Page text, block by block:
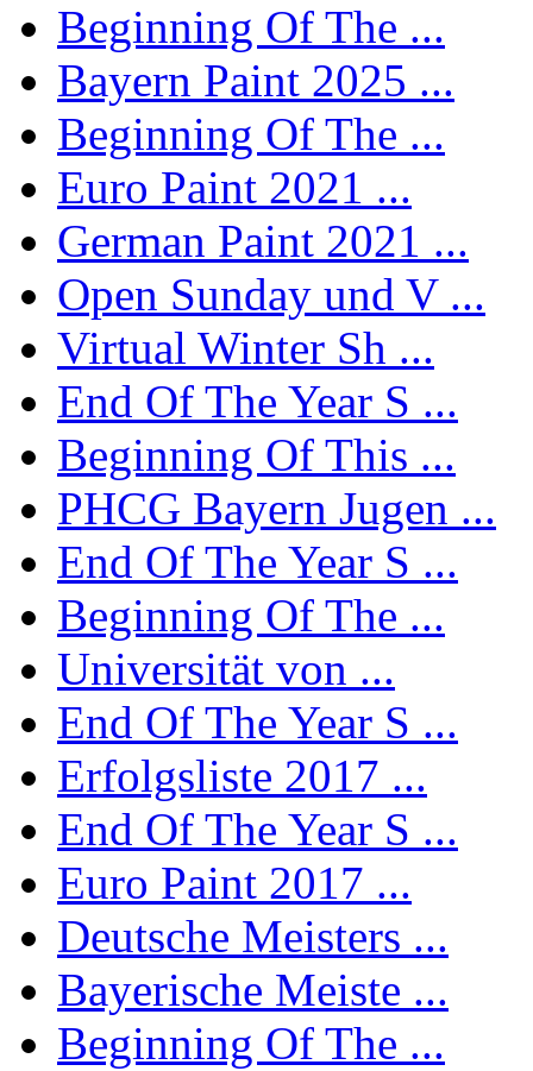
Beginning Of The ...
Bayern Paint 2025 ...
Beginning Of The ...
Euro Paint 2021 ...
German Paint 2021 ...
Open Sunday und V ...
Virtual Winter Sh ...
End Of The Year S ...
Beginning Of This ...
PHCG Bayern Jugen ...
End Of The Year S ...
Beginning Of The ...
Universität von ...
End Of The Year S ...
Erfolgsliste 2017 ...
End Of The Year S ...
Euro Paint 2017 ...
Deutsche Meisters ...
Bayerische Meiste ...
Beginning Of The ...